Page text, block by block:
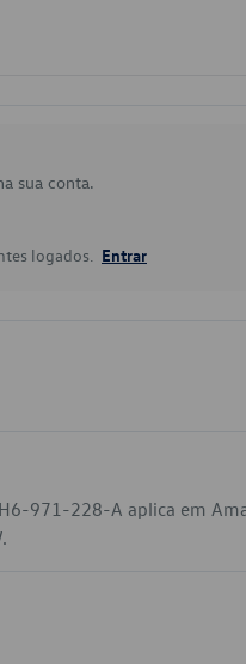
sua conta.
logados. Entrar
971-228-A aplica em